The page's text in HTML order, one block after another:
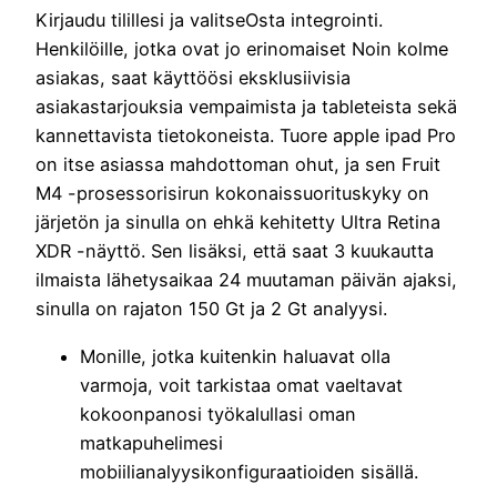
Kirjaudu tilillesi ja valitseOsta integrointi.
Henkilöille, jotka ovat jo erinomaiset Noin kolme
asiakas, saat käyttöösi eksklusiivisia
asiakastarjouksia vempaimista ja tableteista sekä
kannettavista tietokoneista. Tuore apple ipad Pro
on itse asiassa mahdottoman ohut, ja sen Fruit
M4 -prosessorisirun kokonaissuorituskyky on
järjetön ja sinulla on ehkä kehitetty Ultra Retina
XDR -näyttö. Sen lisäksi, että saat 3 kuukautta
ilmaista lähetysaikaa 24 muutaman päivän ajaksi,
sinulla on rajaton 150 Gt ja 2 Gt analyysi.
Monille, jotka kuitenkin haluavat olla
varmoja, voit tarkistaa omat vaeltavat
kokoonpanosi työkalullasi oman
matkapuhelimesi
mobiilianalyysikonfiguraatioiden sisällä.